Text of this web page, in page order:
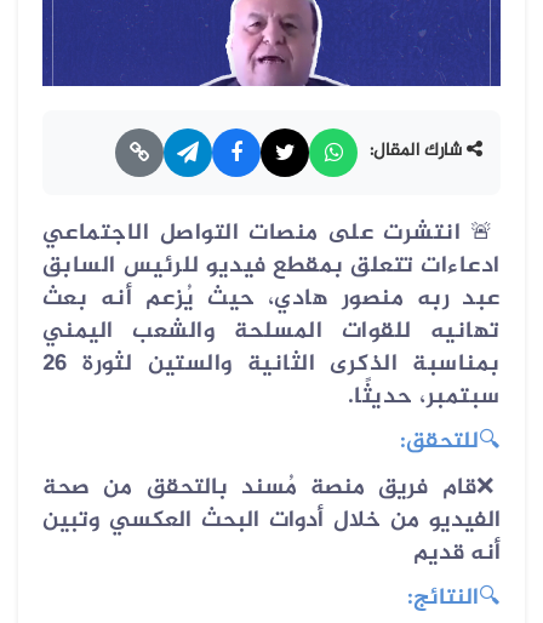
شارك المقال:
🚨 انتشرت على منصات التواصل الاجتماعي
ادعاءات تتعلق بمقطع فيديو للرئيس السابق
عبد ربه منصور هادي، حيث يُزعم أنه بعث
تهانيه للقوات المسلحة والشعب اليمني
بمناسبة الذكرى الثانية والستين لثورة 26
سبتمبر، حديثًا.
🔍للتحقق:
❌قام فريق منصة مُسند بالتحقق من صحة
الفيديو من خلال أدوات البحث العكسي وتبين
أنه قديم
🔍النتائج: